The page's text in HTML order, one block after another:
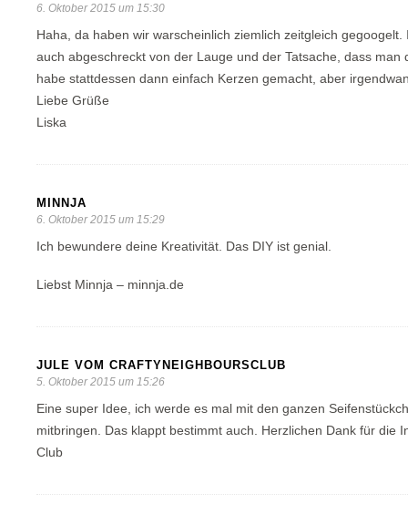
6. Oktober 2015 um 15:30
Haha, da haben wir warscheinlich ziemlich zeitgleich
auch abgeschreckt von der Lauge und der Tatsache, dass
habe stattdessen dann einfach Kerzen gemacht, aber
Liebe Grüße
Liska
MINNJA
6. Oktober 2015 um 15:29
Ich bewundere deine Kreativität. Das DIY ist genial.
Liebst Minnja – minnja.de
JULE VOM CRAFTYNEIGHBOURSCLUB
5. Oktober 2015 um 15:26
Eine super Idee, ich werde es mal mit den ganzen
mitbringen. Das klappt bestimmt auch. Herzlichen Dank für die
Club